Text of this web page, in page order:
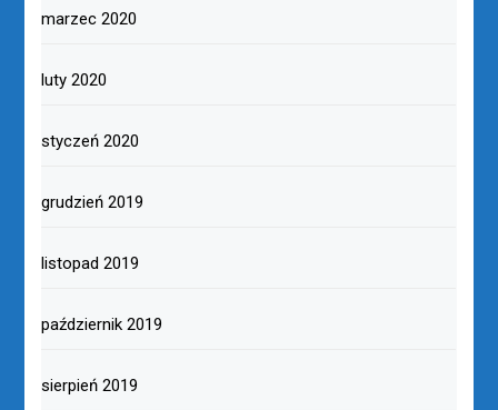
marzec 2020
luty 2020
styczeń 2020
grudzień 2019
listopad 2019
październik 2019
sierpień 2019